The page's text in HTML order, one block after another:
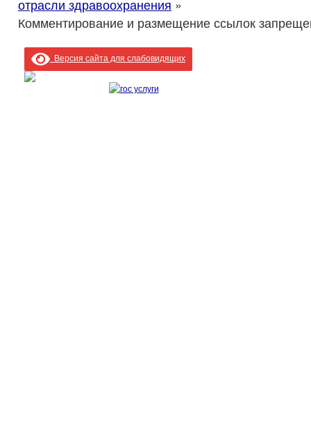
отрасли здравоохранения »
Комментирование и размещение ссылок
Версия сайта для слабовидящих